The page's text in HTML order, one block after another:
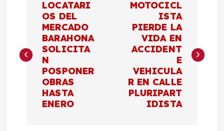
v
e
LOCATARI
OS DEL
MERCADO
BARAHONA
SOLICITA
N
POSPONER
OBRAS
HASTA
ENERO
MOTOCICL
ISTA
PIERDE LA
VIDA EN
ACCIDENT
E
VEHICULA
R EN CALLE
PLURIPART
IDISTA